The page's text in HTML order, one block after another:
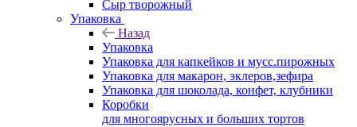
Сыр творожный
Упаковка
Назад
Упаковка
Упаковка для капкейков и мусс.пирожных
Упаковка для макарон, эклеров,зефира
Упаковка для шоколада, конфет, клубники
Коробки
для многоярусных и больших тортов